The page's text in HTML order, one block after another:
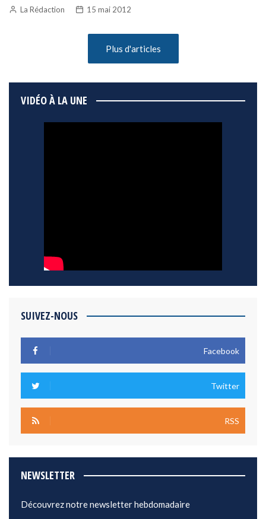
La Rédaction 15 mai 2012
Plus d'articles
VIDÉO À LA UNE
SUIVEZ-NOUS
Facebook
Twitter
RSS
NEWSLETTER
Découvrez notre newsletter hebdomadaire